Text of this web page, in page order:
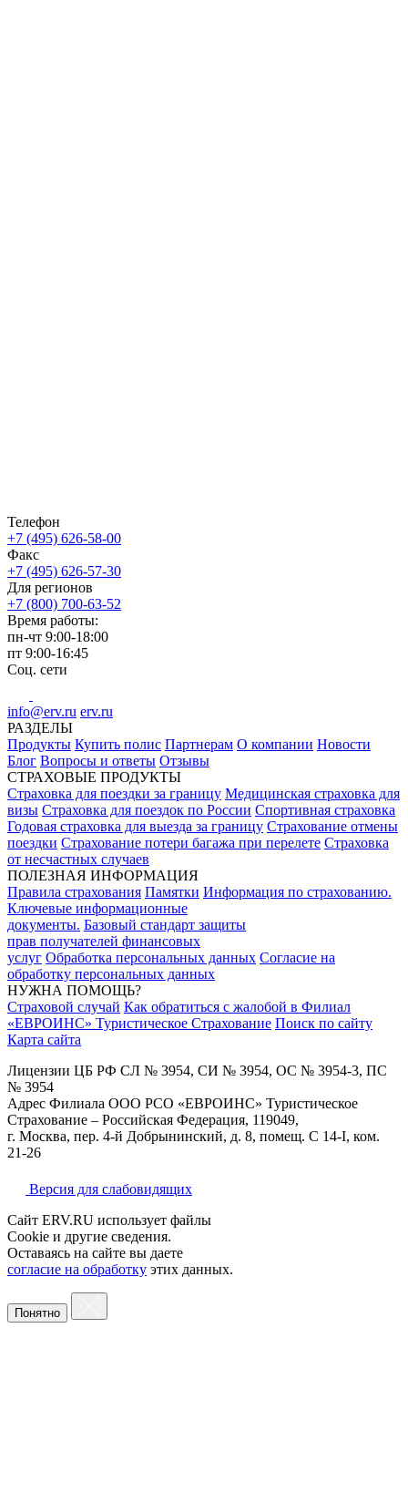
Телефон
+7 (495) 626-58-00
Факс
+7 (495) 626-57-30
Для регионов
+7 (800) 700-63-52
Время работы:
пн-чт 9:00-18:00
пт 9:00-16:45
Соц. сети
info@erv.ru erv.ru
РАЗДЕЛЫ
Продукты Купить полис Партнерам О компании Новости
Блог Вопросы и ответы Отзывы
СТРАХОВЫЕ ПРОДУКТЫ
Страховка для поездки за границу Медицинская страховка для
визы Страховка для поездок по России Спортивная страховка
Годовая страховка для выезда за границу Страхование отмены
поездки Страхование потери багажа при перелете Страховка
от несчастных случаев
ПОЛЕЗНАЯ ИНФОРМАЦИЯ
Правила страхования Памятки Информация по страхованию.
Ключевые информационные
документы. Базовый стандарт защиты
прав получателей финансовых
услуг Обработка персональных данных Согласие на
обработку персональных данных
НУЖНА ПОМОЩЬ?
Страховой случай Как обратиться с жалобой в Филиал
«ЕВРОИНС» Туристическое Страхование Поиск по сайту
Карта сайта
Лицензии ЦБ РФ СЛ № 3954, СИ № 3954, ОС № 3954-3, ПС
№ 3954
Адрес Филиала ООО РСО «ЕВРОИНС» Туристическое
Страхование – Российская Федерация, 119049,
г. Москва, пер. 4-й Добрынинский, д. 8, помещ. С 14-I, ком.
21-26
Версия для слабовидящих
Сайт ERV.RU использует файлы
Cookie и другие сведения.
Оставаясь на сайте вы даете
согласие на обработку этих данных.
Понятно